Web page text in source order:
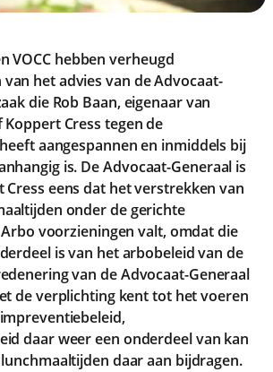
VOCC hebben verheugd
het advies van de Advocaat-
die Rob Baan, eigenaar van
Cress tegen de
aangespannen en inmiddels bij
is. De Advocaat-Generaal is
Cress eens dat het verstrekken van
onder de gerichte
voorzieningen valt, omdat die
is van het arbobeleid van de
van de Advocaat-Generaal
de verplichting kent tot het voeren
daar weer een onderdeel van kan
daar aan bijdragen.